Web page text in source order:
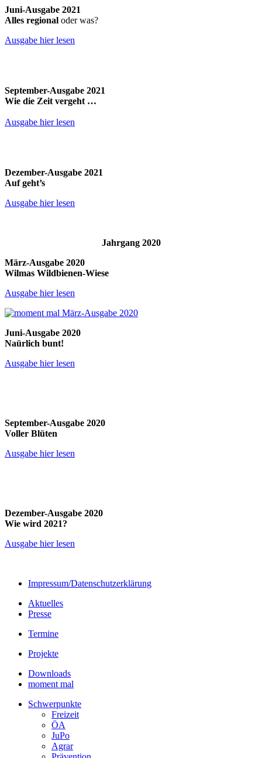
Juni-Ausgabe 2021
Alles regional oder was?
Ausgabe hier lesen
September-Ausgabe 2021
Wie die Zeit vergeht …
Ausgabe hier lesen
Dezember-Ausgabe 2021
Auf geht’s
Ausgabe hier lesen
Jahrgang 2020
März-Ausgabe 2020
Wilmas Wildbienen-Wiese
Ausgabe hier lesen
Juni-Ausgabe 2020
Naürlich bunt!
Ausgabe hier lesen
September-Ausgabe 2020
Voller Blüten
Ausgabe hier lesen
Dezember-Ausgabe 2020
Wie wird 2021?
Ausgabe hier lesen
Impressum/Datenschutzerklärung
Aktuelles
Presse
Termine
Projekte
Downloads
moment mal
Schwerpunkte
Freizeit
ÖA
JuPo
Agrar